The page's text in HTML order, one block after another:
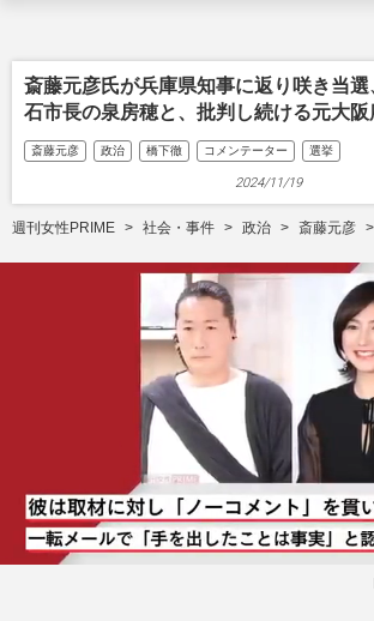
斎藤元彦氏が兵庫県知事に返り咲き当選
石市長の泉房穂と、批判し続ける元大
斎藤元彦 政治 橋下徹 コメンテーター 選挙
2024/11/19
週刊女性PRIME 社会・事件 政治 斎藤元彦